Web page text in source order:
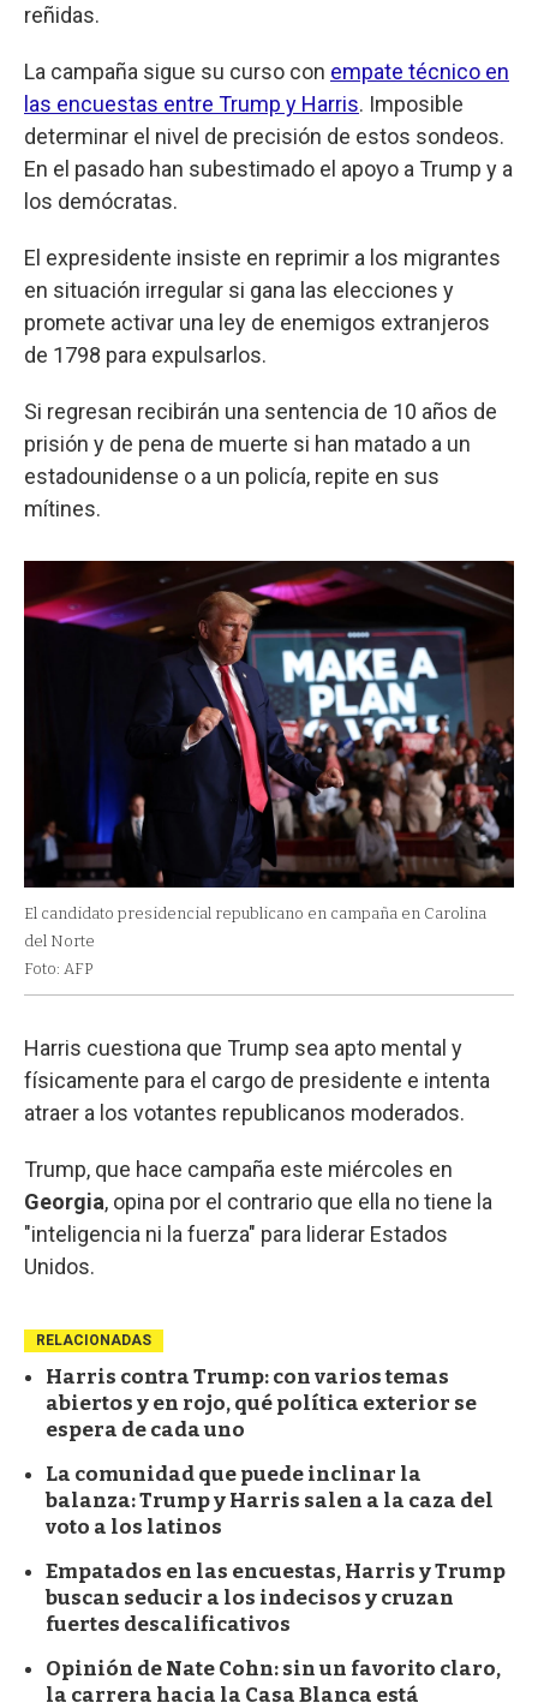
reñidas.
La campaña sigue su curso con empate técnico en
las encuestas entre Trump y Harris. Imposible
determinar el nivel de precisión de estos sondeos.
En el pasado han subestimado el apoyo a Trump y a
los demócratas.
El expresidente insiste en reprimir a los migrantes
en situación irregular si gana las elecciones y
promete activar una ley de enemigos extranjeros
de 1798 para expulsarlos.
Si regresan recibirán una sentencia de 10 años de
prisión y de pena de muerte si han matado a un
estadounidense o a un policía, repite en sus
mítines.
El candidato presidencial republicano en campaña en Carolina
del Norte
Foto: AFP
Harris cuestiona que Trump sea apto mental y
físicamente para el cargo de presidente e intenta
atraer a los votantes republicanos moderados.
Trump, que hace campaña este miércoles en
Georgia, opina por el contrario que ella no tiene la
"inteligencia ni la fuerza" para liderar Estados
Unidos.
RELACIONADAS
Harris contra Trump: con varios temas
abiertos y en rojo, qué política exterior se
espera de cada uno
La comunidad que puede inclinar la
balanza: Trump y Harris salen a la caza del
voto a los latinos
Empatados en las encuestas, Harris y Trump
buscan seducir a los indecisos y cruzan
fuertes descalificativos
Opinión de Nate Cohn: sin un favorito claro,
la carrera hacia la Casa Blanca está